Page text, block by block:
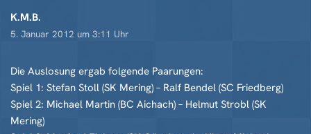
K.M.B.
5. Januar 2012 um 3:11 Uhr
Die Auslosung ergab folgende Paarungen:
Spiel 1: Stefan Stoll (SK Mering) – Ralf Bendel (SC Friedberg)
Spiel 2: Michael Martin (BC Aichach) – Helmut Strobl (SK
Mering)